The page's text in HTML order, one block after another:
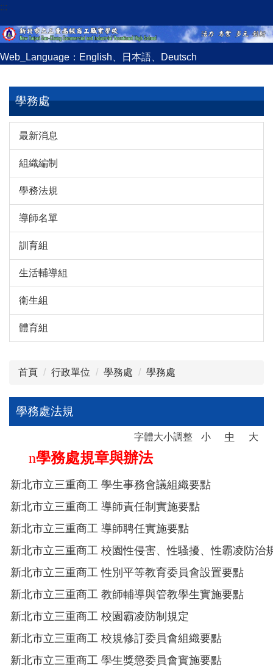
跳
到
主
要
內
:::
Web_Language： English 日本語 Deutsch
學務處
最新消息
組織編制
學務法規
導師名單
訓育組
生活輔導組
衛生組
體育組
首頁 行政單位 學務處 學務處
學務處法規
字體大小調整 小 中 大
n學務處規章與辦法
新北市立三重商工 學生事務會議組織要點
新北市立三重商工 導師責任制實施要點
新北市立三重商工 導師聘任實施要點
新北市立三重商工 校園性侵害、性騷擾、性霸凌防治
新北市立三重商工 性別平等教育委員會設置要點
新北市立三重商工 教師輔導與管教學生實施要點
新北市立三重商工 校園霸凌防制規定
新北市立三重商工 校規修訂委員會組織要點
新北市立三重商工 學生獎懲委員會實施要點